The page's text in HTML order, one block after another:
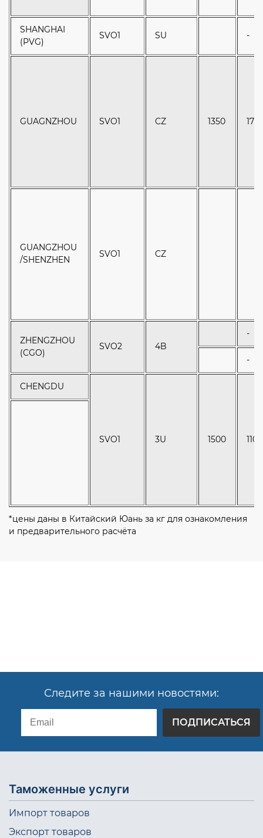
SHANGHAI
(PVG)
SVO1 SU -
GUAGNZHOU SVO1 CZ 1350 175
GUANGZHOU
/SHENZHEN
SVO1 CZ
ZHENGZHOU
(CGO)
SVO2 4B
-
-
CHENGDU
SVO1 3U 1500 110
*цены даны в Китайский Юань за кг для ознакомления
и предварительного расчёта
Следите за нашими новостями:
ПОДПИСАТЬСЯ
Таможенные услуги
Импорт товаров
Экспорт товаров